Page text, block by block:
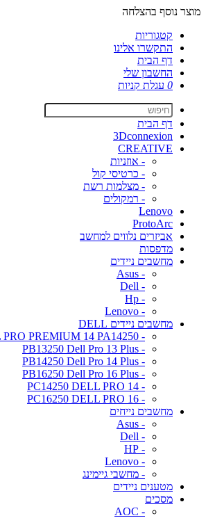
מוצר נוסף בהצלחה
קטגוריות
התקשרו אלינו
דף הבית
החשבון שלי
0 עגלת קניות
דף הבית
3Dconnexion
CREATIVE
- אוזניות
- כרטיסי קול
- מצלמות רשת
- רמקולים
Lenovo
ProtoArc
אביזרים נלווים למחשב
מדפסות
מחשבים ניידים
- Asus
- Dell
- Hp
- Lenovo
מחשבים ניידים DELL
- DELL PRO PREMIUM 14 PA14250
- PB13250 Dell Pro 13 Plus
- PB14250 Dell Pro 14 Plus
- PB16250 Dell Pro 16 Plus
- PC14250 DELL PRO 14
- PC16250 DELL PRO 16
מחשבים נייחים
- Asus
- Dell
- HP
- Lenovo
- מחשבי גיימינג
מטענים ניידים
מסכים
- AOC